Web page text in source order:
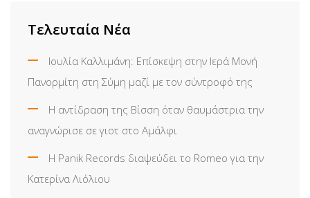
Τελευταία Νέα
Ιουλία Καλλιμάνη: Επίσκεψη στην Ιερά Μονή
Πανορμίτη στη Σύμη μαζί με τον σύντροφό της
Η αντίδραση της Βίσση όταν θαυμάστρια την
αναγνώρισε σε γιοτ στο Αμάλφι
Η Panik Records διαψεύδει το Romeo για την
Κατερίνα Λιόλιου